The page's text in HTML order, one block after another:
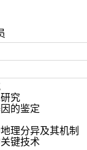
究
的鉴定
理分异及其机制
键技术